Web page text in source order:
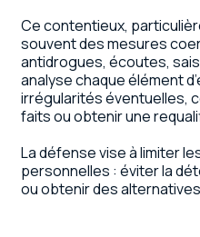
Ce contentieux,
souvent des mesures
antidrogues, écoutes,
analyse chaque élément
irrégularités éventuelles,
faits ou obtenir une
La défense vise à limiter
personnelles : éviter la
ou obtenir des